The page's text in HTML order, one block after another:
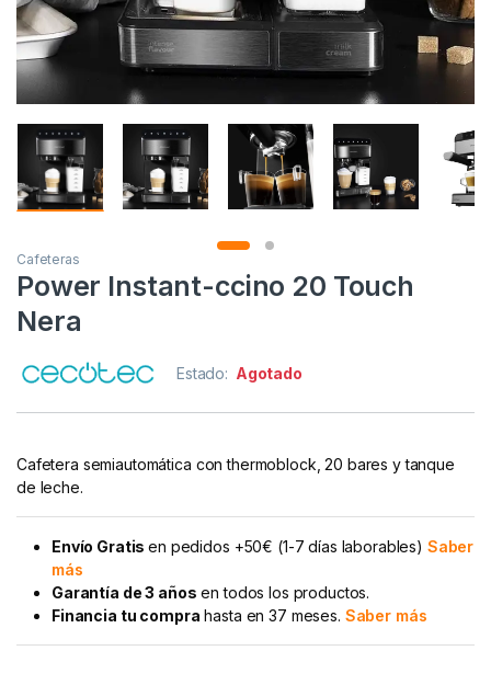
Cafeteras
Power Instant-ccino 20 Touch
Nera
Estado: Agotado
Cafetera semiautomática con thermoblock, 20 bares y tanque
de leche.
Envío Gratisen pedidos +50€ (1-7 días laborables) Saber
más
Garantía de 3 años en todos los productos.
Financia tu compra hasta en 37 meses. Saber más